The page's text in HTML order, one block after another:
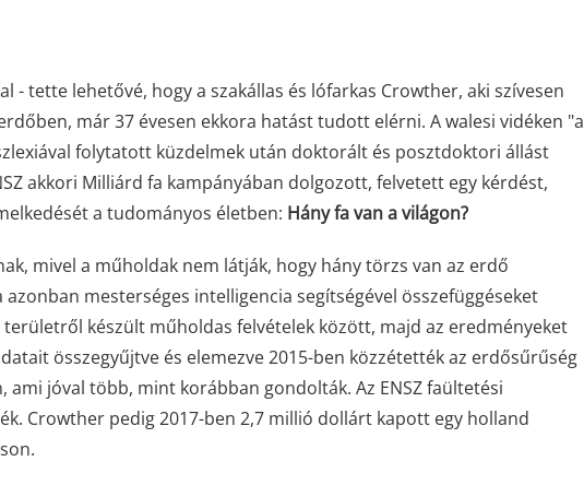
- tette lehetővé, hogy a szakállas és lófarkas Crowther, aki szívesen
már 37 évesen ekkora hatást tudott elérni. A walesi vidéken "a
folytatott küzdelmek után doktorált és posztdoktori állást
akkori Milliárd fa kampányában dolgozott, felvetett egy kérdést,
a tudományos életben: Hány fa van a világon?
mivel a műholdak nem látják, hogy hány törzs van az erdő
mesterséges intelligencia segítségével összefüggéseket
készült műholdas felvételek között, majd az eredményeket
összegyűjtve és elemezve 2015-ben közzétették az erdősűrűség
jóval több, mint korábban gondolták. Az ENSZ faültetési
Crowther pedig 2017-ben 2,7 millió dollárt kapott egy holland